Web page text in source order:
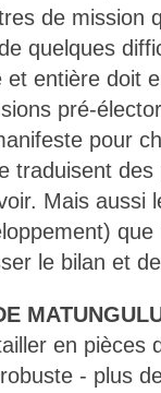
de mission
quelques
et entière doit
pré-
pour
traduisent des
Mais
le bilan et
en pièces
- plus